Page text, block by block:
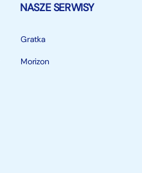
NASZE SERWISY
Gratka
Morizon